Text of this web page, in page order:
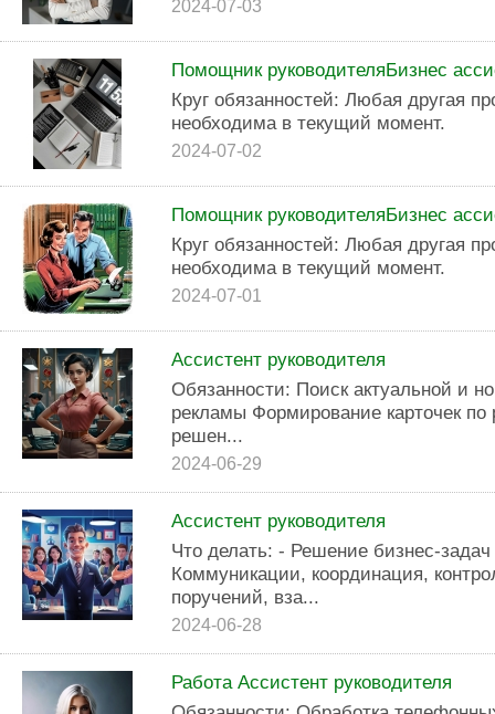
2024-07-03
Помощник руководителяБизнес
Круг обязанностей: Любая другая
необходима в текущий момент.
2024-07-02
Помощник руководителяБизнес
Круг обязанностей: Любая другая
необходима в текущий момент.
2024-07-01
Ассистент руководителя
Обязанности: Поиск актуальной и
рекламы Формирование карточек
решен...
2024-06-29
Ассистент руководителя
Что делать: - Решение бизнес-задач
Коммуникации, координация,
поручений, вза...
2024-06-28
Работа Ассистент руководителя